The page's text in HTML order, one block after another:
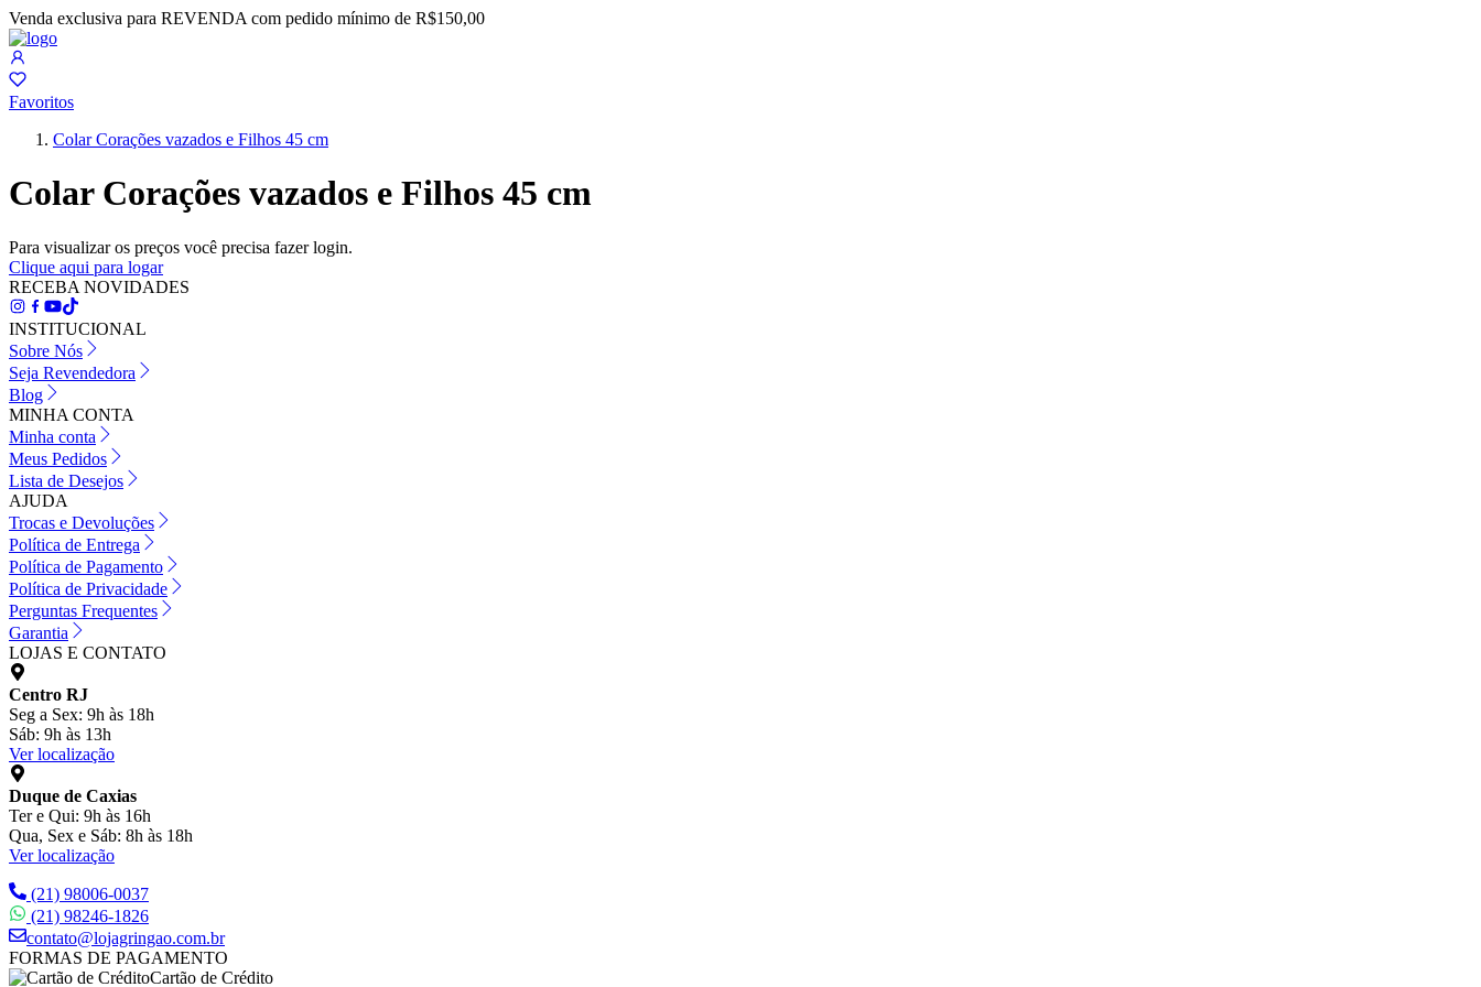
Venda exclusiva para REVENDA com pedido mínimo de R$150,00
Favoritos
Colar Corações vazados e Filhos 45 cm
Colar Corações vazados e Filhos 45 cm
Para visualizar os preços você precisa fazer login.
Clique aqui para logar
RECEBA NOVIDADES
INSTITUCIONAL
Sobre Nós
Seja Revendedora
Blog
MINHA CONTA
Minha conta
Meus Pedidos
Lista de Desejos
AJUDA
Trocas e Devoluções
Política de Entrega
Política de Pagamento
Política de Privacidade
Perguntas Frequentes
Garantia
LOJAS E CONTATO
Centro RJ
Seg a Sex: 9h às 18h
Sáb: 9h às 13h
Ver localização
Duque de Caxias
Ter e Qui: 9h às 16h
Qua, Sex e Sáb: 8h às 18h
Ver localização
(21) 98006-0037
(21) 98246-1826
contato@lojagringao.com.br
FORMAS DE PAGAMENTO
Cartão de Crédito